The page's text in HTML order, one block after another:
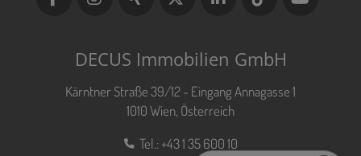
DECUS Immobilien GmbH
Kärntner Straße 39/12 - Eingang Annagasse 1
1010 Wien, Österreich
Tel.:+43 1 35 600 10